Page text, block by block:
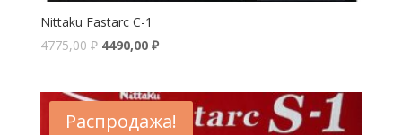
Nittaku Fastarc C-1
4775,00₽ 4490,00 ₽
Распродажа!